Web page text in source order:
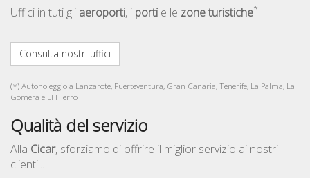
Uffici in tuti gli aeroporti, i porti e le zone turistiche*.
Consulta nostri uffici
(*) Autonoleggio a Lanzarote, Fuerteventura, Gran Canaria, Tenerife, La Palma, La
Gomera e El Hierro
Qualità del servizio
Alla Cicar, sforziamo di offrire il miglior servizio ai nostri
clienti...